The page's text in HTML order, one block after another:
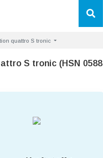
quattro S tronic
S tronic (HSN 0588